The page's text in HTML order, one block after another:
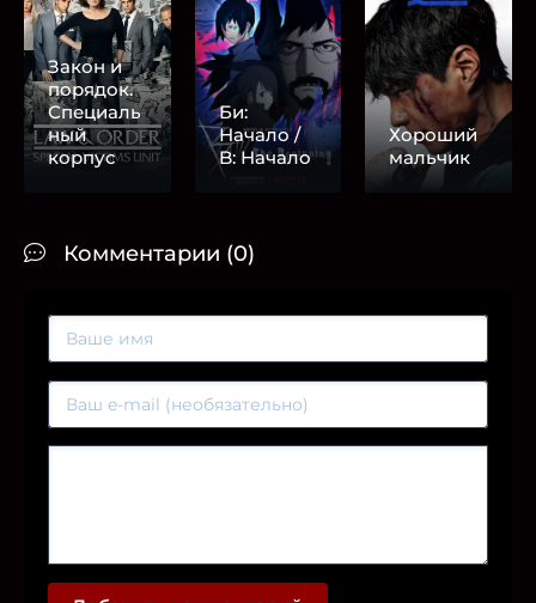
Закон и
порядок.
Специаль
ный
корпус
Би:
Начало /
B: Начало
Хороший
мальчик
Комментарии (0)